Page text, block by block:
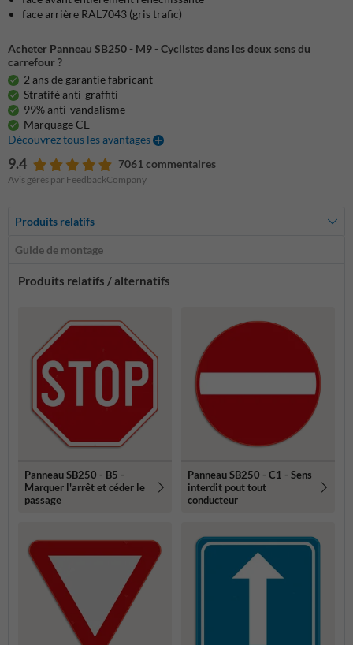
face arrière RAL7043 (gris trafic)
Acheter Panneau SB250 - M9 - Cyclistes dans les deux sens du
carrefour ?
2 ans de garantie fabricant
Stratifé anti-graffiti
99% anti-vandalisme
Marquage CE
Découvrez tous les avantages
9.4 7061 commentaires
Avis gérés par FeedbackCompany
Produits relatifs
Guide de montage
Produits relatifs / alternatifs
Panneau SB250 - B5 -
Marquer l'arrêt et céder le
passage
Panneau SB250 - C1 - Sens
interdit pout tout
conducteur